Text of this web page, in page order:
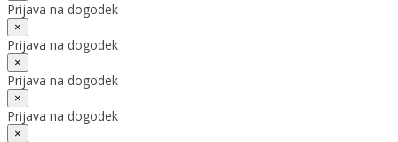
Prijava na dogodek
×
Prijava na dogodek
×
Prijava na dogodek
×
Prijava na dogodek
×